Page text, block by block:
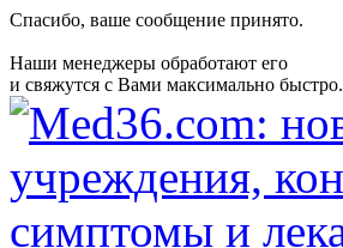
Спасибо, ваше сообщение принято.
Наши менеджеры обработают его
и свяжутся с Вами максимально быстро.